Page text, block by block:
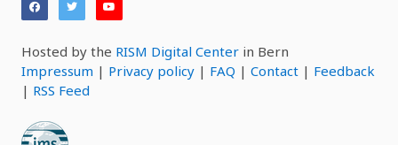
Hosted by the RISM Digital Center in Bern
Impressum | Privacy policy | FAQ | Contact | Feedback
| RSS Feed